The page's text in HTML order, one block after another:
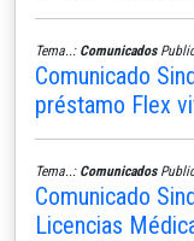
Tema..: Comunicados
Comunicado
préstamo Flex
Tema..: Comunicados
Comunicado
Licencias